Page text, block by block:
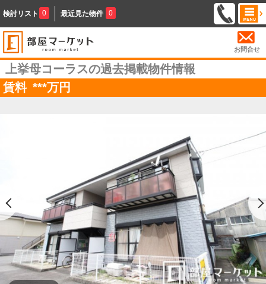
検討リスト 0 最近見た物件 0
お問合せ
上挙母コーラスの過去掲載物件情報
賃料 ***万円